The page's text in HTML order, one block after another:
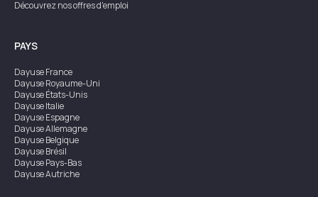
Découvrez nos offres d'emploi
PAYS
DayuseFrance
DayuseRoyaume-Uni
DayuseÉtats-Unis
DayuseItalie
DayuseEspagne
DayuseAllemagne
DayuseBelgique
DayuseBrésil
DayusePays-Bas
DayuseAutriche